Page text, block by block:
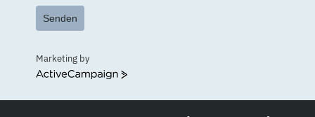
Senden
Marketing by
ActiveCampaign